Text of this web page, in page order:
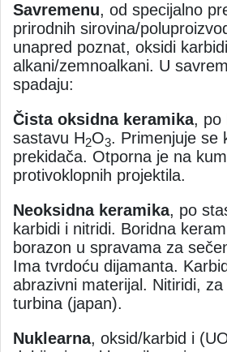
Savremenu, od specijalno
prirodnih sirovina/
unapred poznat, oksidi
alkani/zemnoalkani. U
spadaju:
Čista oksidna keramika, po
sastavu H2O3. Primenjuje se
prekidača. Otporna je na
protivoklopnih projektila.
Neoksidna keramika, po
karbidi i nitridi. Boridna
borazon u spravama za
Ima tvrdoću dijamanta.
abrazivni materijal. Nitiridi,
turbina (japan).
Nuklearna, oksid/karbid i